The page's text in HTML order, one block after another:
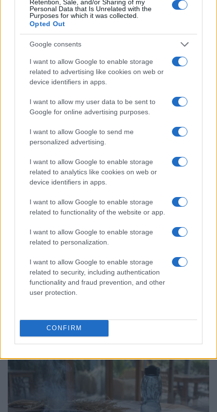
Retention, Sale, and/or Sharing of my
Personal Data that Is Unrelated with the
Purposes for which it was collected.
Opted Out
Google consents
I want to allow Google to enable storage
related to advertising like cookies on web or
device identifiers in apps.
I want to allow my user data to be sent to
Google for online advertising purposes.
I want to allow Google to send me
personalized advertising.
I want to allow Google to enable storage
related to analytics like cookies on web or
device identifiers in apps.
I want to allow Google to enable storage
related to functionality of the website or app.
I want to allow Google to enable storage
related to personalization.
I want to allow Google to enable storage
related to security, including authentication
functionality and fraud prevention, and other
user protection.
CONFIRM
Papa Leone a Santa Maria degli Angeli: migliaia di
giovani per il meeting francescano
alla pace e alla solidarietà